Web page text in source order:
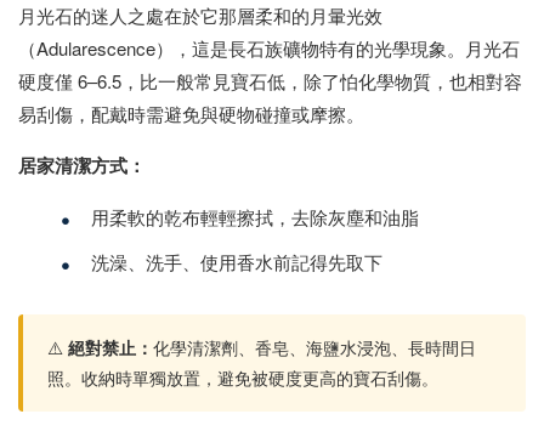
月光石的迷人之處在於它那層柔和的月暈光效
（Adularescence），這是長石族礦物特有的光學現象。月光石
硬度僅 6–6.5，比一般常見寶石低，除了怕化學物質，也相對容
易刮傷，配戴時需避免與硬物碰撞或摩擦。
居家清潔方式：
• 用柔軟的乾布輕輕擦拭，去除灰塵和油脂
• 洗澡、洗手、使用香水前記得先取下
⚠️ 絕對禁止： 化學清潔劑、香皂、海鹽水浸泡、長時間日
照。收納時單獨放置，避免被硬度更高的寶石刮傷。